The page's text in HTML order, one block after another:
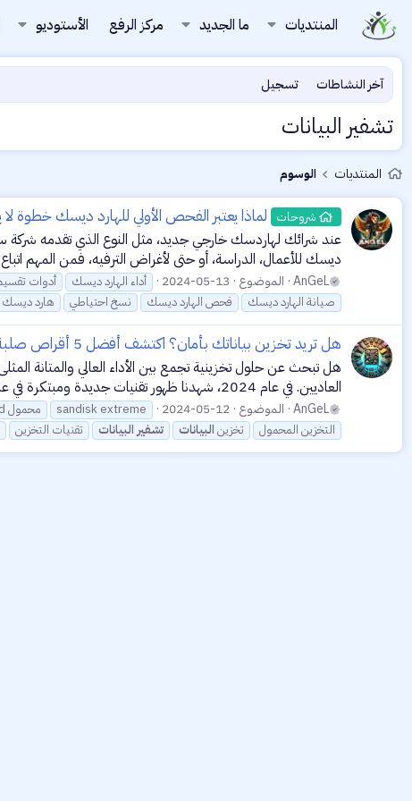
المنتديات ما الجديد مركز الرفع الأستوديو
آخر النشاطات تسجيل
تشفير البيانات
المنتديات الوسوم
شروحات لماذا يعتبر الفحص الأولي للهارد ديسك
ديسك للأعمال، الدراسة، أو حتى لأغراض الترفيه، فمن المهم
AnGeL الموضوع 2024-05-13 أداء الهارد ديسك أدوات
صيانة الهارد ديسك
فحص الهارد ديسك نسخ احتياطي هارد ديسك
هل تريد تخزين بياناتك بأمان؟ اكتشف أفضل 5 أقراص صلبة خارجية لعام 2024!
هل تبحث عن حلول تخزينية تجمع بين الأداء العالي والمتانة
العاديين. في عام 2024، شهدنا ظهور تقنيات جديدة ومبتكرة في عالم الأقراص الصلبة الخارجية التي تعد بتحسين...
AnGeL الموضوع 2024-05-12
sandisk extreme ssd محمول
التخزين المحمول
تخزين البيانات تشفير البيانات تقنيات التخزين